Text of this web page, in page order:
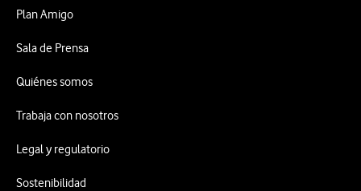
Plan Amigo
Sala de Prensa
Quiénes somos
Trabaja con nosotros
Legal y regulatorio
Sostenibilidad